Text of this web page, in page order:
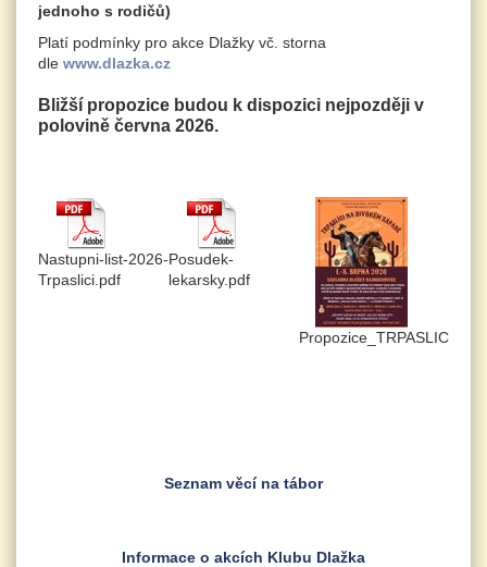
jednoho s rodičů)
Platí podmínky pro akce Dlažky vč. storna
dle www.dlazka.cz
Bližší propozice budou k dispozici nejpozději v
polovině června 2026.
Nastupni-list-2026-
Trpaslici.pdf
Posudek-
lekarsky.pdf
Seznam věcí na tábor
Informace o akcích Klubu Dlažka